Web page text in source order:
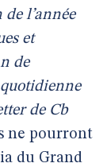
l’année
et
de
de Cb
ne pourront
du Grand